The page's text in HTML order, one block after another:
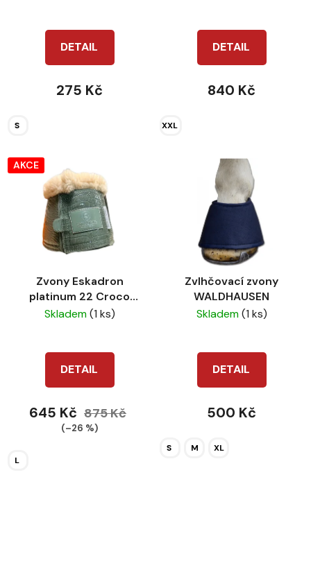
DETAIL
275 Kč
S
DETAIL
840 Kč
XXL
AKCE
Zvony Eskadron
platinum 22 Croco
ashgreen
Skladem(1 ks)
DETAIL
645 Kč 875 Kč
(–26 %)
L
Zvlhčovací zvony
WALDHAUSEN
Skladem(1 ks)
DETAIL
500 Kč
S M XL